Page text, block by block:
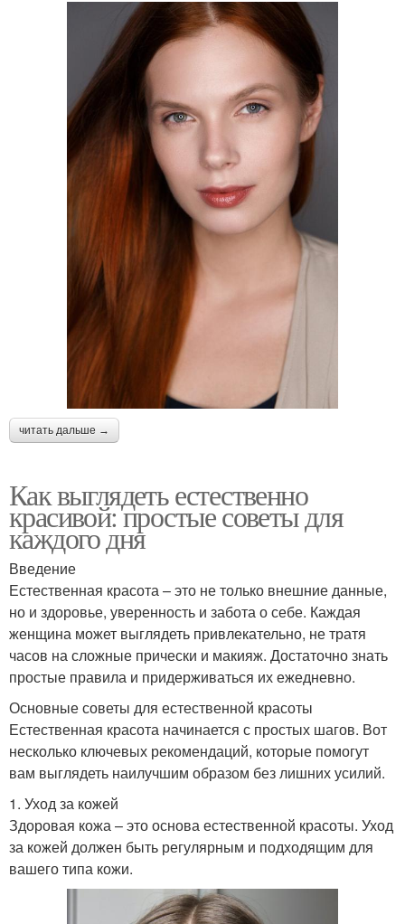
читать дальше →
Как выглядеть естественно
красивой: простые советы для
каждого дня
Введение
Естественная красота – это не только внешние данные,
но и здоровье, уверенность и забота о себе. Каждая
женщина может выглядеть привлекательно, не тратя
часов на сложные прически и макияж. Достаточно знать
простые правила и придерживаться их ежедневно.
Основные советы для естественной красоты
Естественная красота начинается с простых шагов. Вот
несколько ключевых рекомендаций, которые помогут
вам выглядеть наилучшим образом без лишних усилий.
1. Уход за кожей
Здоровая кожа – это основа естественной красоты. Уход
за кожей должен быть регулярным и подходящим для
вашего типа кожи.